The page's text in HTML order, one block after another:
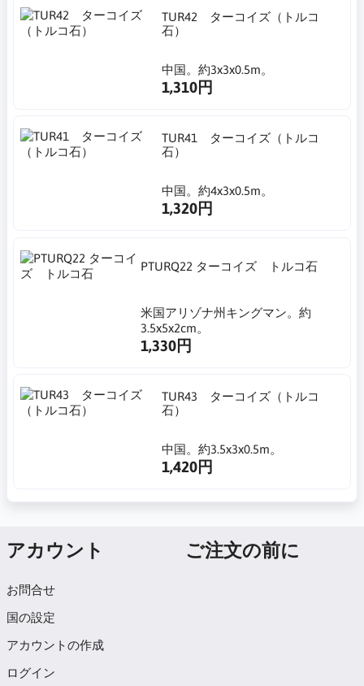
TUR42 ターコイズ（トルコ
石）
中国。約3x3x0.5m。
1,310円
TUR41 ターコイズ（トルコ
石）
中国。約4x3x0.5m。
1,320円
PTURQ22 ターコイズ トルコ石
米国アリゾナ州キングマン。約
3.5x5x2cm。
1,330円
TUR43 ターコイズ（トルコ
石）
中国。約3.5x3x0.5m。
1,420円
アカウント
お問合せ
国の設定
アカウントの作成
ログイン
ご注文の前に